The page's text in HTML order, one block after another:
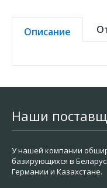
Описание
Наши
У нашей компании
базирующихся в
Германии и Казахстане.